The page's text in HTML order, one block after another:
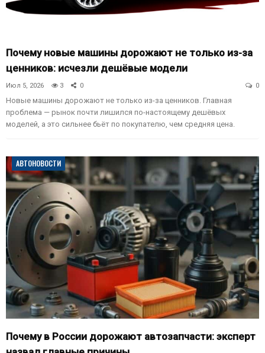
Почему новые машины дорожают не только из-за
ценников: исчезли дешёвые модели
Июл 5, 2026 3 0 0
Новые машины дорожают не только из-за ценников. Главная
проблема — рынок почти лишился по-настоящему дешёвых
моделей, а это сильнее бьёт по покупателю, чем средняя цена.
АВТОНОВОСТИ
Почему в России дорожают автозапчасти: эксперт